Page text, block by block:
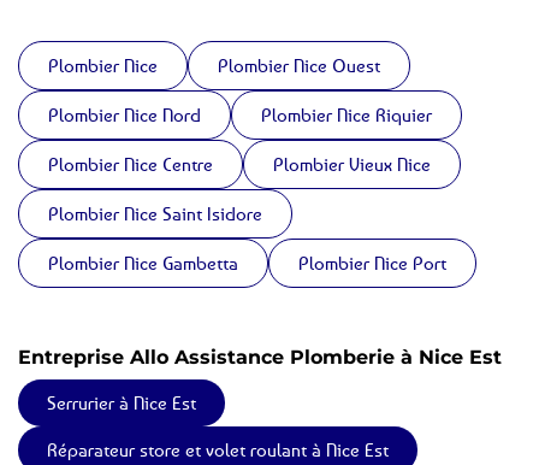
Plombier Nice Plombier Nice Ouest
Plombier Nice Nord Plombier Nice Riquier
Plombier Nice Centre Plombier Vieux Nice
Plombier Nice Saint Isidore
Plombier Nice Gambetta Plombier Nice Port
Entreprise Allo Assistance Plomberie à Nice Est
Serrurier à Nice Est
Réparateur store et volet roulant à Nice Est